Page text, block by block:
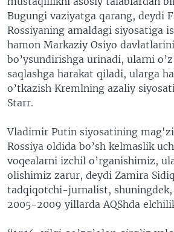
Bugungi vaziyatga qarang, deydi
Rossiyaning amaldagi siyosatiga
hamon Markaziy Osiyo
bo’ysundirishga urinadi, ularni
saqlashga harakat qiladi, ularga
o’tkazish Kremlning azaliy
Starr.
Vladimir Putin siyosatining
Rossiya oldida bo’sh kelmaslik
voqealarni izchil o’rganishimiz,
olishimiz zarur, deydi Zamira
tadqiqotchi-jurnalist,
2005-2009 yillarda AQShda